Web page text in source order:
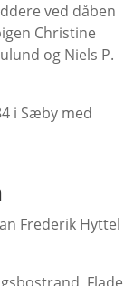
ved dåben
Christine
og Niels P.
i Sæby med
Frederik Hyttel